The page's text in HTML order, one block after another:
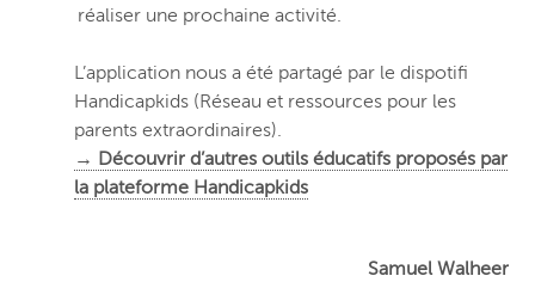
réaliser une prochaine activité.
L’application nous a été partagé par le dispotifi
Handicapkids (Réseau et ressources pour les
parents extraordinaires).
→ Découvrir d’autres outils éducatifs proposés par
la plateforme Handicapkids
Samuel Walheer